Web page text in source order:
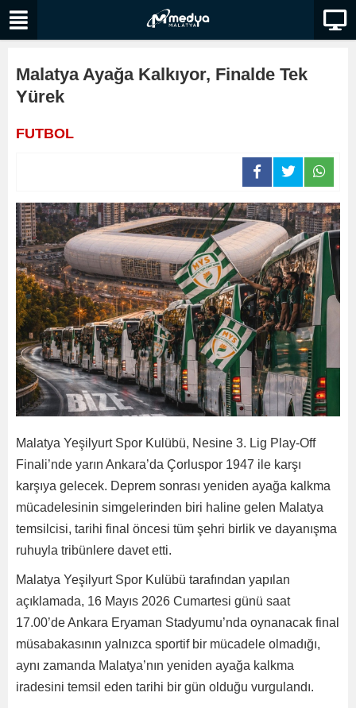
Malatya Ayağa Kalkıyor, Finalde Tek
Yürek
FUTBOL
Malatya Yeşilyurt Spor Kulübü, Nesine 3. Lig Play-Off
Finali’nde yarın Ankara’da Çorluspor 1947 ile karşı
karşıya gelecek. Deprem sonrası yeniden ayağa kalkma
mücadelesinin simgelerinden biri haline gelen Malatya
temsilcisi, tarihi final öncesi tüm şehri birlik ve dayanışma
ruhuyla tribünlere davet etti.
Malatya Yeşilyurt Spor Kulübü tarafından yapılan
açıklamada, 16 Mayıs 2026 Cumartesi günü saat
17.00’de Ankara Eryaman Stadyumu’nda oynanacak final
müsabakasının yalnızca sportif bir mücadele olmadığı,
aynı zamanda Malatya’nın yeniden ayağa kalkma
iradesini temsil eden tarihi bir gün olduğu vurgulandı.